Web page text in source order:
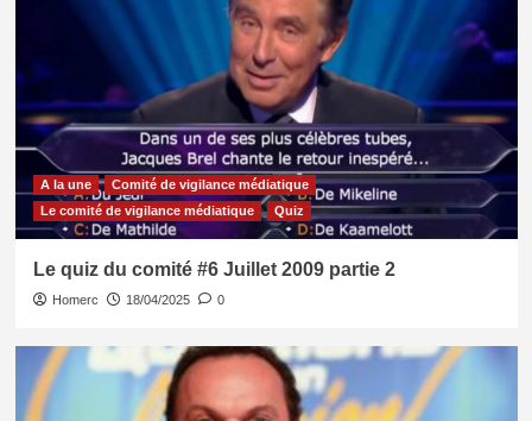
A la une
Comité de vigilance médiatique
Le comité de vigilance médiatique
Quiz
Le quiz du comité #6 Juillet 2009 partie 2
Homerc 18/04/2025 0